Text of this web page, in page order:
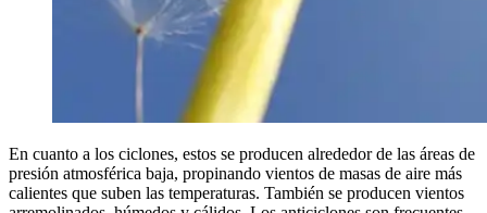
En cuanto a los ciclones, estos se producen alrededor de las áreas de
presión atmosférica baja, propinando vientos de masas de aire más
calientes que suben las temperaturas. También se producen vientos